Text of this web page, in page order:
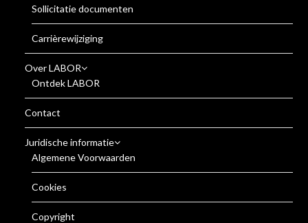
Sollicitatie documenten
Carrièrewijziging
Over LABOR
Ontdek LABOR
Contact
Juridische informatie
Algemene Voorwaarden
Cookies
Copyright